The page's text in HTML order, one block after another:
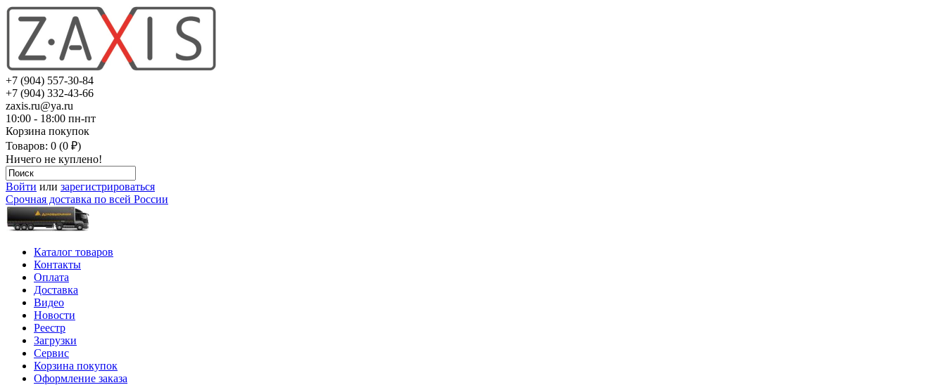
+7 (904) 557-30-84
+7 (904) 332-43-66
zaxis.ru@ya.ru
10:00 - 18:00 пн-пт
Корзина покупок
Товаров: 0 (0 ₽)
Ничего не куплено!
Войти или зарегистрироваться
Срочная доставка по всей России
Каталог товаров
Контакты
Оплата
Доставка
Видео
Новости
Реестр
Загрузки
Сервис
Корзина покупок
Оформление заказа